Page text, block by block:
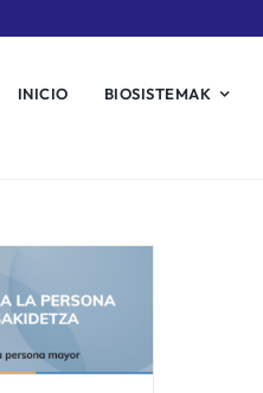
INICIO BIOSISTEMAK